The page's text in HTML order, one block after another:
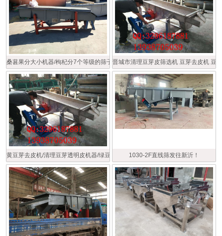
桑葚果分大小机器/枸杞分7个等级的筛子/食品分级筛晋城市清理豆芽皮筛选机 豆芽去皮机 豆
黄豆芽去皮机/清理豆芽透明皮机器/绿豆芽脱水去皮机1030-2F直线筛发往新沂！